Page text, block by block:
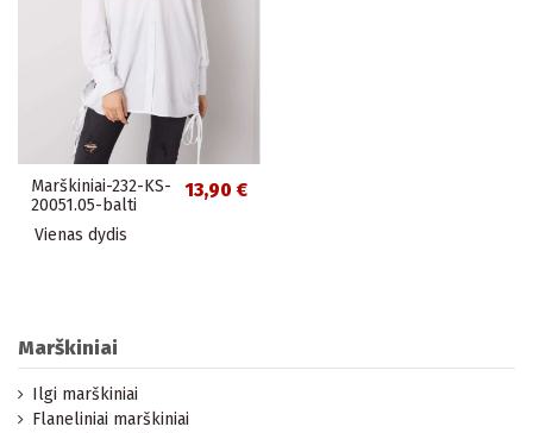
Marškiniai-232-KS-
20051.05-balti
13,90 €
Vienas dydis
Marškiniai
Ilgi marškiniai
Flaneliniai marškiniai